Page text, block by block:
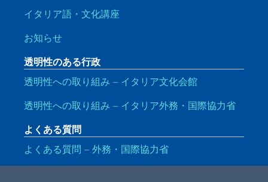
イタリア語・文化講座
お知らせ
透明性のある行政
透明性への取り組み – イタリア文化会館
透明性への取り組み – イタリア外務・国際協力省
よくある質問
よくある質問 – 外務・国際協力省